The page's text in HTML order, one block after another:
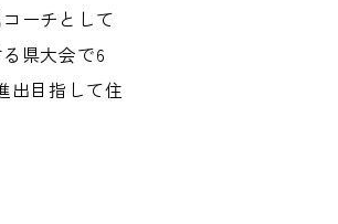
ーチとして
県大会で6
出目指して住